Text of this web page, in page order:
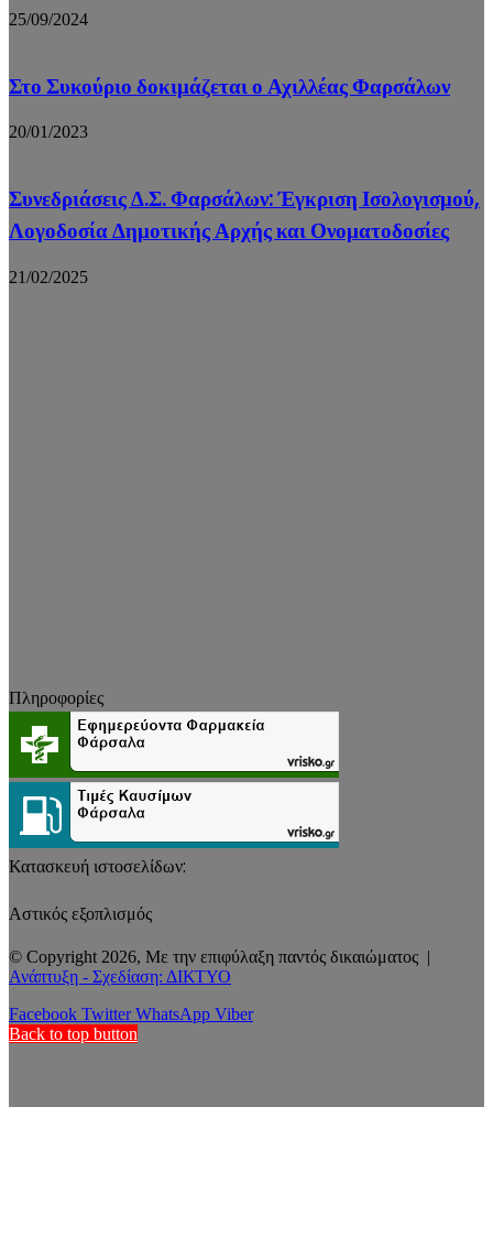
25/09/2024
Στο Συκούριο δοκιμάζεται ο Αχιλλέας Φαρσάλων
20/01/2023
Συνεδριάσεις Δ.Σ. Φαρσάλων: Έγκριση Ισολογισμού,
Λογοδοσία Δημοτικής Αρχής και Ονοματοδοσίες
21/02/2025
Πληροφορίες
Κατασκευή ιστοσελίδων:
Αστικός εξοπλισμός
© Copyright 2026, Με την επιφύλαξη παντός δικαιώματος |
Ανάπτυξη - Σχεδίαση: ΔΙΚΤΥΟ
Facebook Twitter WhatsApp Viber
Back to top button